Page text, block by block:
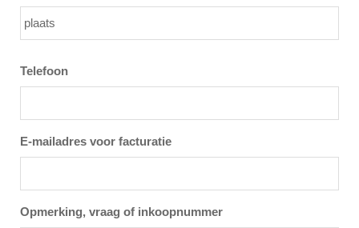
Telefoon
E-mailadres voor facturatie
Opmerking, vraag of inkoopnummer